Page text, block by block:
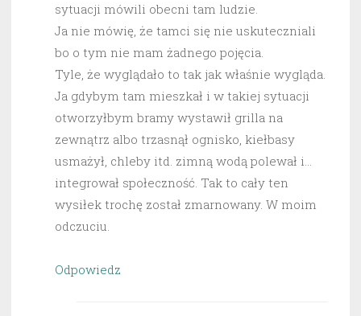
sytuacji mówili obecni tam ludzie.
Ja nie mówię, że tamci się nie uskuteczniali
bo o tym nie mam żadnego pojęcia.
Tyle, że wyglądało to tak jak właśnie wygląda.
Ja gdybym tam mieszkał i w takiej sytuacji
otworzyłbym bramy wystawił grilla na
zewnątrz albo trzasnął ognisko, kiełbasy
usmażył, chleby itd. zimną wodą polewał i…
integrował społeczność. Tak to cały ten
wysiłek trochę został zmarnowany. W moim
odczuciu.
Odpowiedz